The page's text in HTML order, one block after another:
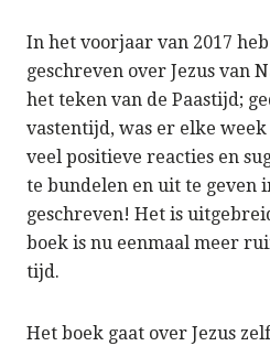
In het voorjaar van 2017
geschreven over Jezus van
het teken van de Paastijd;
vastentijd, was er elke
veel positieve reacties en
te bundelen en uit te geven
geschreven! Het is
boek is nu eenmaal meer
tijd.
Het boek gaat over Jezus